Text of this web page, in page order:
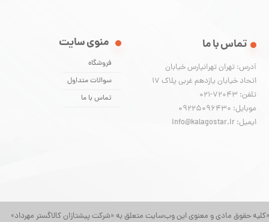
حقوق مادی و معنوی این وب‌سایت متعلق به «شرکت پیشتازان کالاگستر مهرداد»
منوی سایت
فروشگاه
سوالات متداول
تماس با ما
تماس با ما
آدرس: تهران تهرانپارس خیابان
اتحاد خیابان یازدهم غربی پلاک ۱۷
تلفن: 72043-021
موبایل: 09225096430
ایمیل: info@kalagostar.ir